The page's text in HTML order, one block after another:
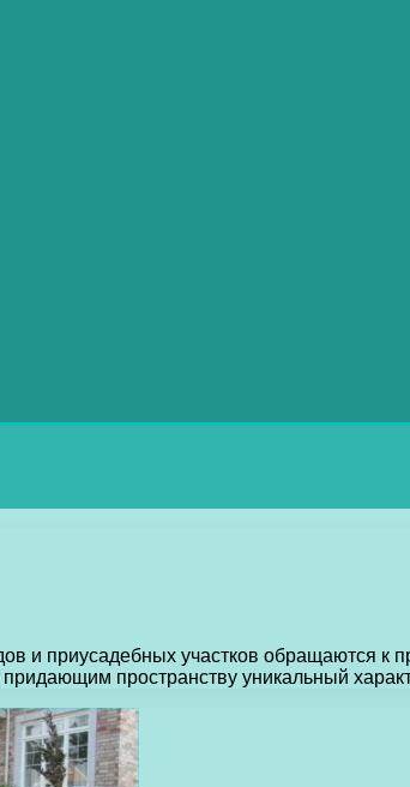
и приусадебных участков обращаются к
пространству уникальный